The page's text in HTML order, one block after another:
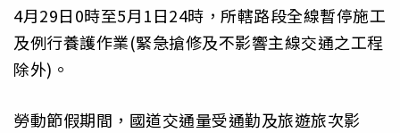
4月29日0時至5月1日24時，所轄路段全線暫停施工
及例行養護作業(緊急搶修及不影響主線交通之工程
除外)。
勞動節假期間，國道交通量受通勤及旅遊旅次影